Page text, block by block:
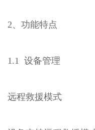
2、功能特点
1.1 设备管理
远程救援模式